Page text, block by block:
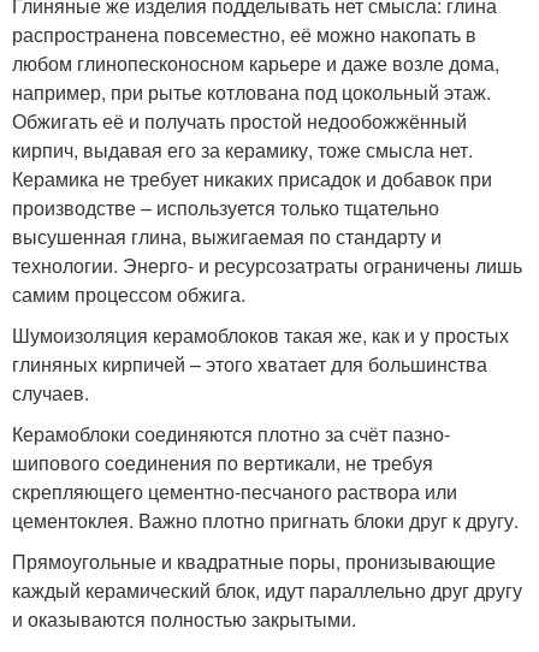
распространена повсеместно, её можно накопать в
любом глинопесконосном карьере и даже возле дома,
например, при рытье котлована под цокольный этаж.
Обжигать её и получать простой недообожжённый
кирпич, выдавая его за керамику, тоже смысла нет.
Керамика не требует никаких присадок и добавок при
производстве – используется только тщательно
высушенная глина, выжигаемая по стандарту и
технологии. Энерго- и ресурсозатраты ограничены лишь
самим процессом обжига.
Шумоизоляция керамоблоков такая же, как и у простых
глиняных кирпичей – этого хватает для большинства
случаев.
Керамоблоки соединяются плотно за счёт пазно-
шипового соединения по вертикали, не требуя
скрепляющего цементно-песчаного раствора или
цементоклея. Важно плотно пригнать блоки друг к другу.
Прямоугольные и квадратные поры, пронизывающие
каждый керамический блок, идут параллельно друг другу
и оказываются полностью закрытыми.